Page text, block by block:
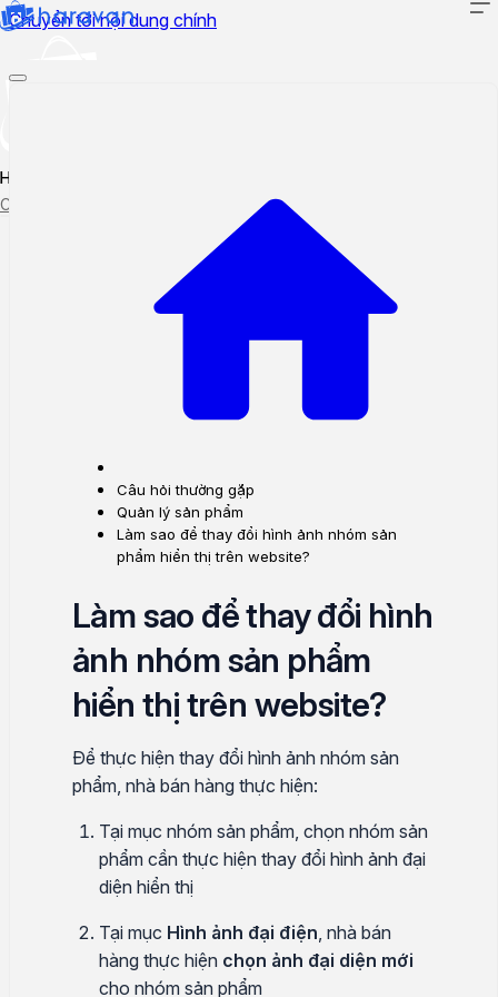
Chuyển tới nội dung chính
Hướng dẫn sử dụng
Cập nhật tính năng mới
Theo dõi ticket
Câu hỏi thường gặp
Quản lý sản phẩm
Làm sao để thay đổi hình ảnh nhóm sản
phẩm hiển thị trên website?
Làm sao để thay đổi hình
ảnh nhóm sản phẩm
hiển thị trên website?
Để thực hiện thay đổi hình ảnh nhóm sản
phẩm, nhà bán hàng thực hiện:
Tại mục nhóm sản phẩm, chọn nhóm sản
phẩm cần thực hiện thay đổi hình ảnh đại
diện hiển thị
Tại mục Hình ảnh đại điện, nhà bán
hàng thực hiện chọn ảnh đại diện mới
cho nhóm sản phẩm